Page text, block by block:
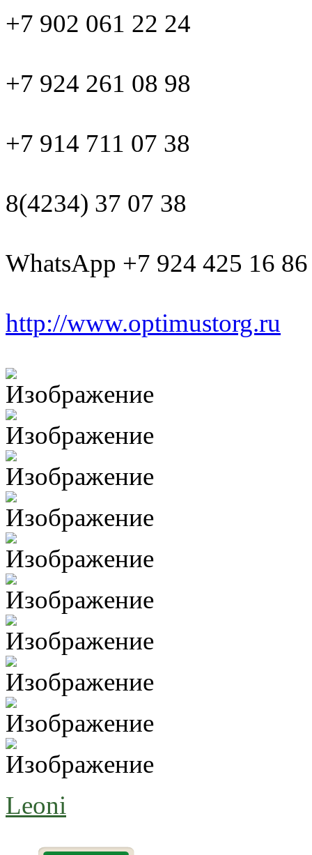
+7 902 061 22 24
+7 924 261 08 98
+7 914 711 07 38
8(4234) 37 07 38
WhatsApp +7 924 425 16 86
http://www.optimustorg.ru
Leoni